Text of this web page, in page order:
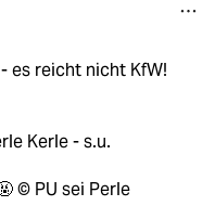
es reicht nicht KfW!
Kerle - s.u.
©️ PU sei Perle